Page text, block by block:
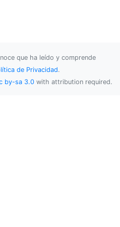
que ha leído y comprende
de Privacidad.
by-sa 3.0 with attribution required.